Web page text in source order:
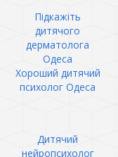
Підкажіть
дитячого
дерматолога
Одеса
Хороший дитячий
психолог Одеса
Дитячий
нейропсихолог